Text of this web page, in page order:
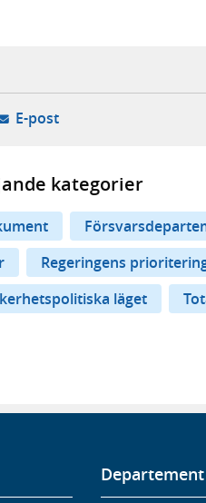
webbplats,
extern webbplats,
i ny flik, extern
E-post- öppnar din e-
kategorier
Regeringens
läget
Departement